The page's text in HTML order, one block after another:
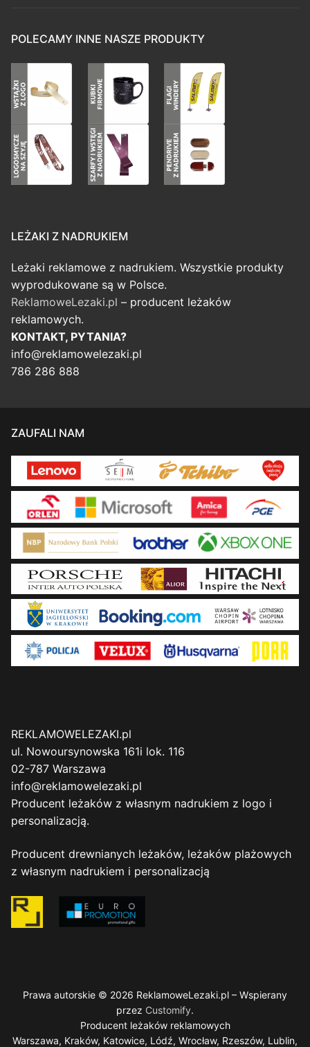
POLECAMY INNE NASZE PRODUKTY
LEŻAKI Z NADRUKIEM
Leżaki reklamowe z nadrukiem. Wszystkie produkty
wyprodukowane są w Polsce.
ReklamoweLezaki.pl – producent leżaków
reklamowych.
KONTAKT, PYTANIA?
info@reklamowelezaki.pl
786 286 888
ZAUFALI NAM
REKLAMOWELEZAKI.pl
ul. Nowoursynowska 161i lok. 116
02-787 Warszawa
info@reklamowelezaki.pl
Producent leżaków z własnym nadrukiem z logo i
personalizacją.
Producent drewnianych leżaków, leżaków plażowych
z własnym nadrukiem i personalizacją
Prawa autorskie © 2026 ReklamoweLezaki.pl – Wspierany
przez Customify.
Producent leżaków reklamowych
Warszawa, Kraków, Katowice, Lódź, Wrocław, Rzeszów, Lublin,